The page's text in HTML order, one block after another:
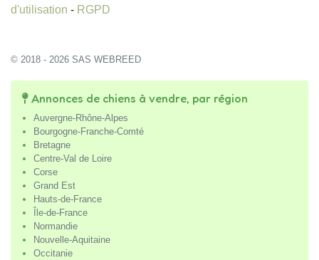
d'utilisation - RGPD
© 2018 - 2026 SAS WEBREED
Annonces de chiens à vendre, par région
Auvergne-Rhône-Alpes
Bourgogne-Franche-Comté
Bretagne
Centre-Val de Loire
Corse
Grand Est
Hauts-de-France
Île-de-France
Normandie
Nouvelle-Aquitaine
Occitanie